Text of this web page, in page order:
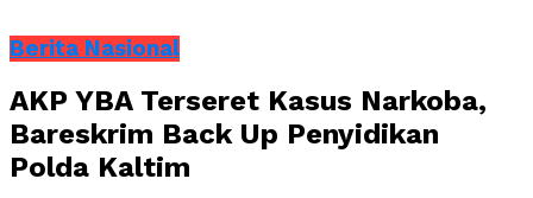
Berita Nasional
AKP YBA Terseret Kasus Narkoba,
Bareskrim Back Up Penyidikan
Polda Kaltim